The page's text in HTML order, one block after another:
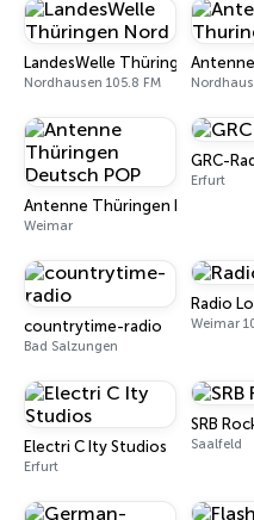
LandesWelle Thüringen Nord
Nordhausen 105.8 FM
Antenne Thüringen Deutsch
Weimar
GRC-
Erfurt
countrytime-radio
Bad Salzungen
Radio
Weimar
Electri C Ity Studios
Erfurt
SRB
Saalfeld